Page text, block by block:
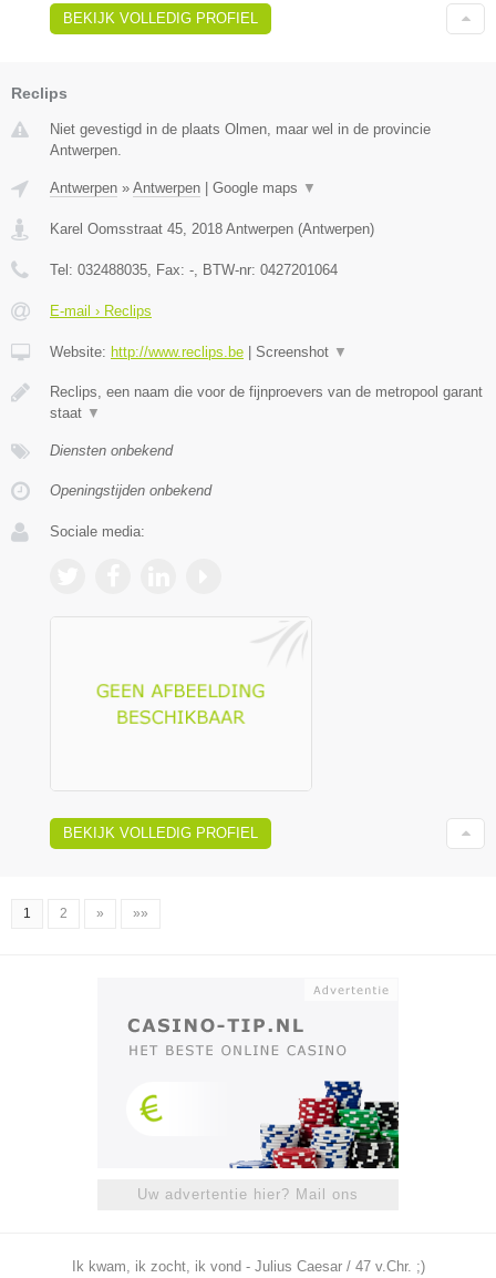
BEKIJK VOLLEDIG PROFIEL
Reclips
Niet gevestigd in de plaats Olmen, maar wel in de provincie
Antwerpen.
Antwerpen » Antwerpen Google maps ▼
Karel Oomsstraat 45 2018 Antwerpen (Antwerpen)
Tel: 032488035 , Fax: - , BTW-nr: 0427201064
E-mail › Reclips
Website: http://www.reclips.be Screenshot ▼
Reclips, een naam die voor de fijnproevers van de metropool garant
staat ▼
Diensten onbekend
Openingstijden onbekend
Sociale media:
BEKIJK VOLLEDIG PROFIEL
1 2 » »»
Uw advertentie hier? Mail ons
Ik kwam, ik zocht, ik vond - Julius Caesar / 47 v.Chr. ;)